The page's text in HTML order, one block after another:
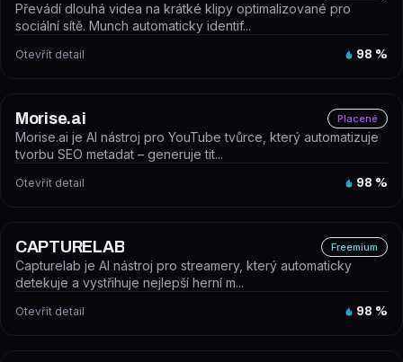
Převádí dlouhá videa na krátké klipy optimalizované pro
sociální sítě. Munch automaticky identif...
Otevřít detail 98 %
Morise.ai Placené
Morise.ai je AI nástroj pro YouTube tvůrce, který automatizuje
tvorbu SEO metadat – generuje tit...
Otevřít detail 98 %
CAPTURELAB Freemium
Capturelab je AI nástroj pro streamery, který automaticky
detekuje a vystřihuje nejlepší herní m...
Otevřít detail 98 %